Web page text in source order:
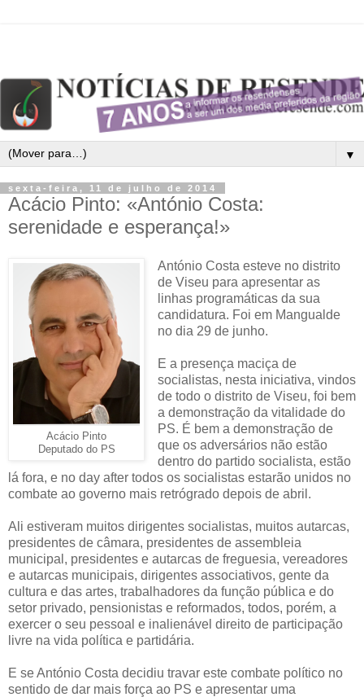
▼
sexta-feira, 11 de julho de 2014
Acácio Pinto: «António Costa:
serenidade e esperança!»
Acácio Pinto
Deputado do PS
António Costa esteve no distrito
de Viseu para apresentar as
linhas programáticas da sua
candidatura. Foi em Mangualde
no dia 29 de junho.
E a presença maciça de
socialistas, nesta iniciativa, vindos
de todo o distrito de Viseu, foi bem
a demonstração da vitalidade do
PS. É bem a demonstração de
que os adversários não estão
dentro do partido socialista, estão
lá fora, e no day after todos os socialistas estarão unidos no
combate ao governo mais retrógrado depois de abril.
Ali estiveram muitos dirigentes socialistas, muitos autarcas,
presidentes de câmara, presidentes de assembleia
municipal, presidentes e autarcas de freguesia, vereadores
e autarcas municipais, dirigentes associativos, gente da
cultura e das artes, trabalhadores da função pública e do
setor privado, pensionistas e reformados, todos, porém, a
exercer o seu pessoal e inalienável direito de participação
livre na vida política e partidária.
E se António Costa decidiu travar este combate político no
sentido de dar mais força ao PS e apresentar uma